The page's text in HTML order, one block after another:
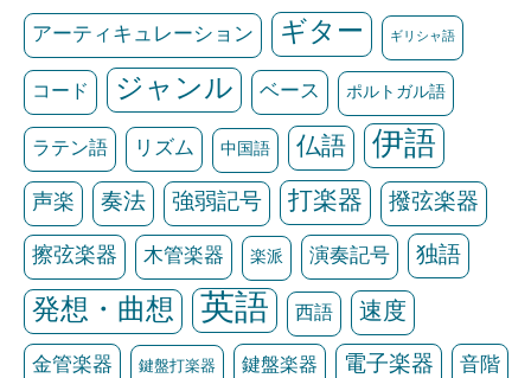
アーティキュレーション ギター ギリシャ語
コード ジャンル ベース ポルトガル語
ラテン語 リズム 中国語 仏語 伊語
声楽 奏法 強弱記号 打楽器 撥弦楽器
擦弦楽器 木管楽器 楽派 演奏記号 独語
発想・曲想 英語 西語 速度
金管楽器 鍵盤打楽器 鍵盤楽器 電子楽器 音階